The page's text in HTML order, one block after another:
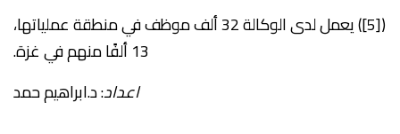
([5]) يعمل لدى الوكالة 32 ألف موظف في منطقة عملياتها،
13 ألفًا منهم في غزة.
اعداد: د.ابراهيم حمد